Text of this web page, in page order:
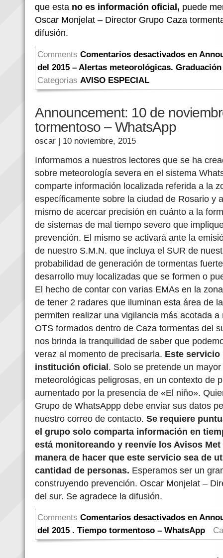
que esta no es información oficial, puede
Oscar Monjelat – Director Grupo Caza
difusión.
Comments Comentarios desactivados en
del 2015 – Alertas meteorológicas.
Categorias AVISO ESPECIAL
Announcement: 10 de
tormentoso – WhatsApp
oscar | 10 noviembre, 2015
Informamos a nuestros lectores que se ha
sobre meteorología severa en el sistema
comparte información localizada referida a la
específicamente sobre la ciudad de Rosario y
mismo de acercar precisión en cuánto a la
de sistemas de mal tiempo severo que
prevención. El mismo se activará ante la
de nuestro S.M.N. que incluya el SUR de
probabilidad de generación de tormentas
desarrollo muy localizadas que se formen o
El hecho de contar con varias EMAs en la
de tener 2 radares que iluminan esta área de
permiten realizar una vigilancia más acotada
OTS formados dentro de Caza tormentas del
nos brinda la tranquilidad de saber que
veraz al momento de precisarla. Este servicio
institución oficial. Solo se pretende un
meteorológicas peligrosas, en un contexto de
aumentado por la presencia de «El niño».
Grupo de WhatsAppp debe enviar sus datos
nuestro correo de contacto. Se requiere
el grupo solo comparta información en
está monitoreando y reenvíe los Avisos
manera de hacer que este servicio sea de
cantidad de personas. Esperamos ser un
construyendo prevención. Oscar Monjelat –
del sur. Se agradece la difusión.
Comments Comentarios desactivados en
del 2015 . Tiempo tormentoso – WhatsApp